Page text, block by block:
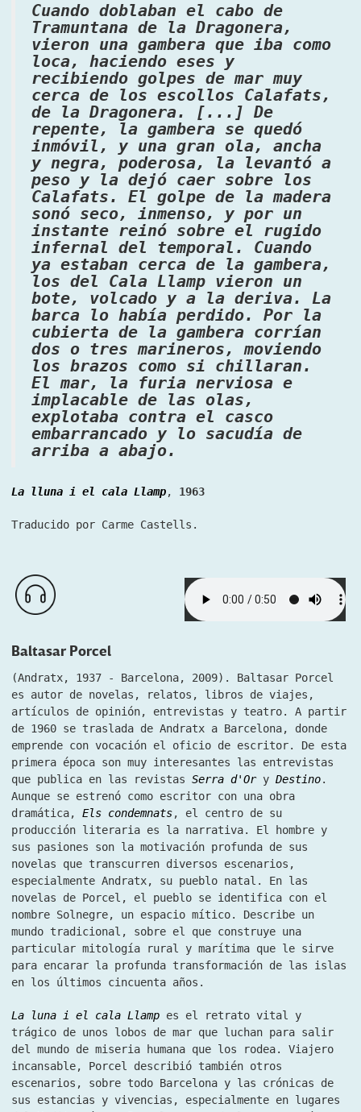
Cuando doblaban el cabo de
Tramuntana de la Dragonera,
vieron una gambera que iba como
loca, haciendo eses y
recibiendo golpes de mar muy
cerca de los escollos Calafats,
de la Dragonera. [...] De
repente, la gambera se quedó
inmóvil, y una gran ola, ancha
y negra, poderosa, la levantó a
peso y la dejó caer sobre los
Calafats. El golpe de la madera
sonó seco, inmenso, y por un
instante reinó sobre el rugido
infernal del temporal. Cuando
ya estaban cerca de la gambera,
los del Cala Llamp vieron un
bote, volcado y a la deriva. La
barca lo había perdido. Por la
cubierta de la gambera corrían
dos o tres marineros, moviendo
los brazos como si chillaran.
El mar, la furia nerviosa e
implacable de las olas,
explotaba contra el casco
embarrancado y lo sacudía de
arriba a abajo.
La lluna i el cala Llamp, 1963
Traducido por Carme Castells.
Baltasar Porcel
(Andratx, 1937 - Barcelona, 2009). Baltasar Porcel
es autor de novelas, relatos, libros de viajes,
artículos de opinión, entrevistas y teatro. A partir
de 1960 se traslada de Andratx a Barcelona, ​​donde
emprende con vocación el oficio de escritor. De esta
primera época son muy interesantes las entrevistas
que publica en las revistas Serra d'Ory Destino.
Aunque se estrenó como escritor con una obra
dramática, Els condemnats, el centro de su
producción literaria es la narrativa. El hombre y
sus pasiones son la motivación profunda de sus
novelas que transcurren diversos escenarios,
especialmente Andratx, su pueblo natal. En las
novelas de Porcel, el pueblo se identifica con el
nombre Solnegre, un espacio mítico. Describe un
mundo tradicional, sobre el que construye una
particular mitología rural y marítima que le sirve
para encarar la profunda transformación de las islas
en los últimos cincuenta años.
La luna i el cala Llampes el retrato vital y
trágico de unos lobos de mar que luchan para salir
del mundo de miseria humana que los rodea. Viajero
incansable, Porcel describió también otros
escenarios, sobre todo Barcelona y las crónicas de
sus estancias y vivencias, especialmente en lugares